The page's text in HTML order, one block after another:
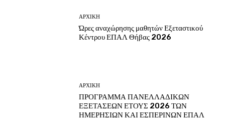
ΑΡΧΙΚΗ
Ώρες αναχώρησης μαθητών Εξεταστικού
Κέντρου ΕΠΑΛ Θήβας 2026
ΑΡΧΙΚΗ
ΠΡΟΓΡΑΜΜΑ ΠΑΝΕΛΛΑΔΙΚΩΝ
ΕΞΕΤΑΣΕΩΝ ΕΤΟΥΣ 2026 ΤΩΝ
ΗΜΕΡΗΣΙΩΝ ΚΑΙ ΕΣΠΕΡΙΝΩΝ ΕΠΑΛ